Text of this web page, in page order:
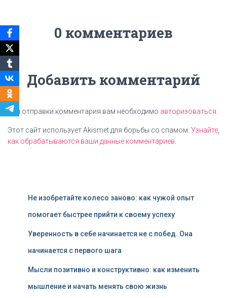
0 комментариев
Добавить комментарий
Для отправки комментария вам необходимо авторизоваться
Этот сайт использует Akismet для борьбы со спамом. Узнайте,
как обрабатываются ваши данные комментариев
Не изобретайте колесо заново: как чужой опыт
помогает быстрее прийти к своему успеху
Уверенность в себе начинается не с побед. Она
начинается с первого шага
Мысли позитивно и конструктивно: как изменить
мышление и начать менять свою жизнь